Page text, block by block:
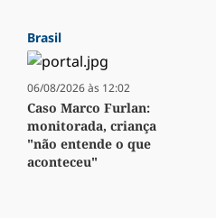
Brasil
06/08/2026 às 12:02
Caso Marco Furlan:
monitorada, criança
"não entende o que
aconteceu"